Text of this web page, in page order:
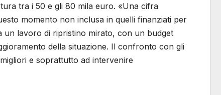
tra i 50 e gli 80 mila euro. «Una cifra
momento non inclusa in quelli finanziati per
un lavoro di ripristino mirato, con un budget
della situazione. Il confronto con gli
e soprattutto ad intervenire